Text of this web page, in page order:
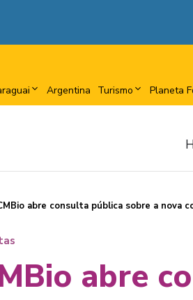
Argentina Turismo Planeta
abre consulta pública sobre a nova
abre